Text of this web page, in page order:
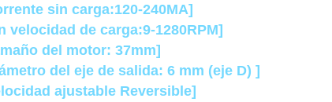
sin carga:120-240MA]
velocidad de carga:9-1280RPM]
del motor: 37mm]
del eje de salida: 6 mm (eje D) ]
ajustable Reversible]